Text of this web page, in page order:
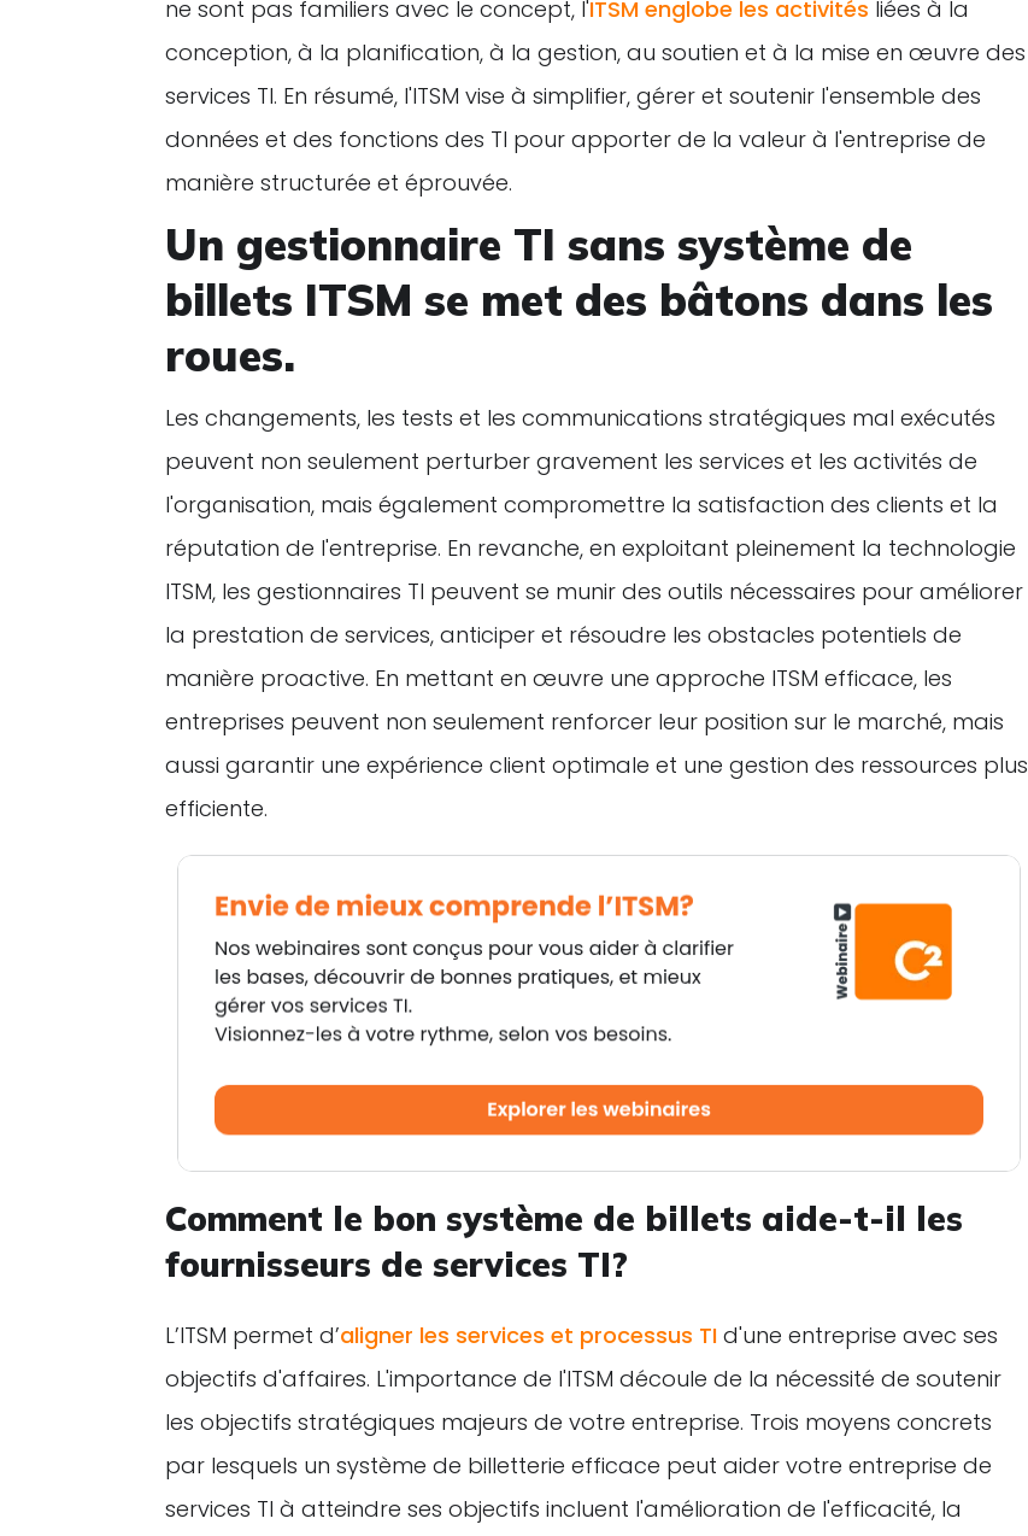
ne sont pas familiers avec le concept, l'ITSM englobe les activités liées à la
conception, à la planification, à la gestion, au soutien et à la mise en œuvre des
services TI. En résumé, l'ITSM vise à simplifier, gérer et soutenir l'ensemble des
données et des fonctions des TI pour apporter de la valeur à l'entreprise de
manière structurée et éprouvée.
Un gestionnaire TI sans système de
billets ITSM se met des bâtons dans les
roues.
Les changements, les tests et les communications stratégiques mal exécutés
peuvent non seulement perturber gravement les services et les activités de
l'organisation, mais également compromettre la satisfaction des clients et la
réputation de l'entreprise. En revanche, en exploitant pleinement la technologie
ITSM, les gestionnaires TI peuvent se munir des outils nécessaires pour améliorer
la prestation de services, anticiper et résoudre les obstacles potentiels de
manière proactive. En mettant en œuvre une approche ITSM efficace, les
entreprises peuvent non seulement renforcer leur position sur le marché, mais
aussi garantir une expérience client optimale et une gestion des ressources plus
efficiente.
Comment le bon système de billets aide-t-il les
fournisseurs de services TI?
L’ITSM permet d’aligner les services et processus TI d'une entreprise avec ses
objectifs d'affaires. L'importance de l'ITSM découle de la nécessité de soutenir
les objectifs stratégiques majeurs de votre entreprise. Trois moyens concrets
par lesquels un système de billetterie efficace peut aider votre entreprise de
services TI à atteindre ses objectifs incluent l'amélioration de l'efficacité, la